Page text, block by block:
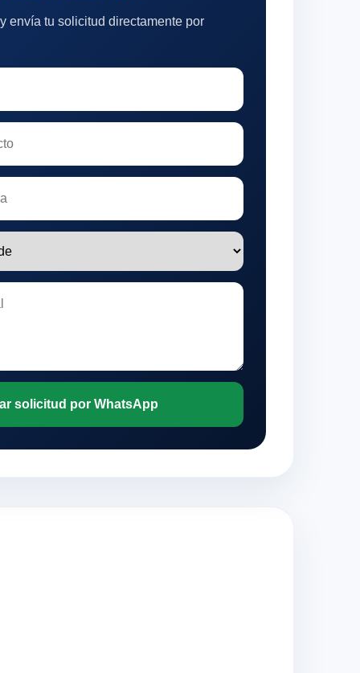
envía tu solicitud directamente por
solicitud por WhatsApp